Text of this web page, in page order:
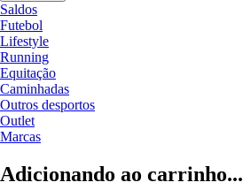
Saldos
Futebol
Lifestyle
Running
Equitação
Caminhadas
Outros desportos
Outlet
Marcas
Adicionando ao carrinho...